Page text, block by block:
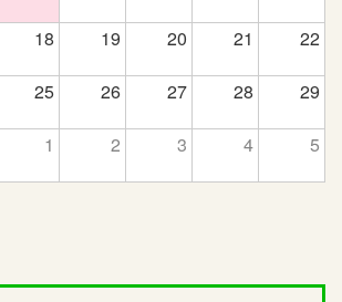
18 19 20 21 22
25 26 27 28 29
1 2 3 4 5